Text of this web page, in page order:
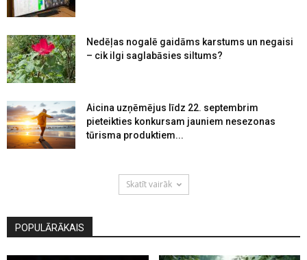
Nedēļas nogalē gaidāms karstums un negaisi
– cik ilgi saglabāsies siltums?
Aicina uzņēmējus līdz 22. septembrim
pieteikties konkursam jauniem nesezonas
tūrisma produktiem...
Skatīt vairāk
POPULĀRĀKAIS